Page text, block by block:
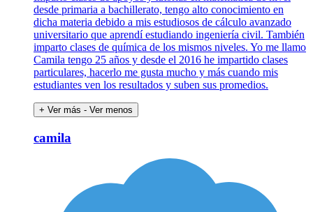
desde primaria a bachillerato, tengo alto conocimiento en
dicha materia debido a mis estudiosos de cálculo avanzado
universitario que aprendí estudiando ingeniería civil. También
imparto clases de química de los mismos niveles. Yo me llamo
Camila tengo 25 años y desde el 2016 he impartido clases
particulares, hacerlo me gusta mucho y más cuando mis
estudiantes ven los resultados y suben sus promedios.
+ Ver más - Ver menos
camila